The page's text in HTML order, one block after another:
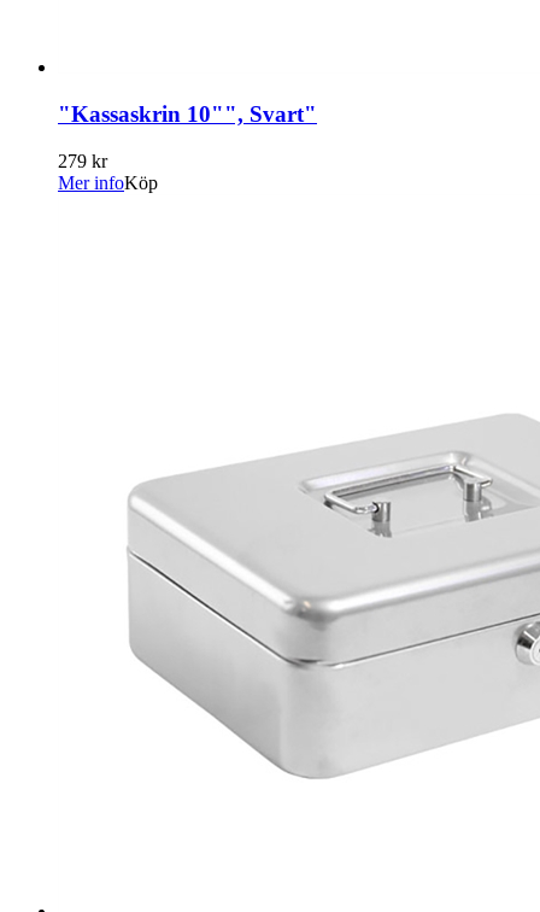
"Kassaskrin 10"", Svart"
279 kr
Mer infoKöp